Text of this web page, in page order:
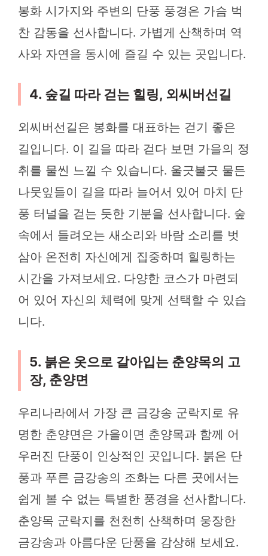
봉화 시가지와 주변의 단풍 풍경은 가슴 벅
찬 감동을 선사합니다. 가볍게 산책하며 역
사와 자연을 동시에 즐길 수 있는 곳입니다.
4. 숲길 따라 걷는 힐링, 외씨버선길
외씨버선길은 봉화를 대표하는 걷기 좋은
길입니다. 이 길을 따라 걷다 보면 가을의 정
취를 물씬 느낄 수 있습니다. 울긋불긋 물든
나뭇잎들이 길을 따라 늘어서 있어 마치 단
풍 터널을 걷는 듯한 기분을 선사합니다. 숲
속에서 들려오는 새소리와 바람 소리를 벗
삼아 온전히 자신에게 집중하며 힐링하는
시간을 가져보세요. 다양한 코스가 마련되
어 있어 자신의 체력에 맞게 선택할 수 있습
니다.
5. 붉은 옷으로 갈아입는 춘양목의 고
장, 춘양면
우리나라에서 가장 큰 금강송 군락지로 유
명한 춘양면은 가을이면 춘양목과 함께 어
우러진 단풍이 인상적인 곳입니다. 붉은 단
풍과 푸른 금강송의 조화는 다른 곳에서는
쉽게 볼 수 없는 특별한 풍경을 선사합니다.
춘양목 군락지를 천천히 산책하며 웅장한
금강송과 아름다운 단풍을 감상해 보세요.